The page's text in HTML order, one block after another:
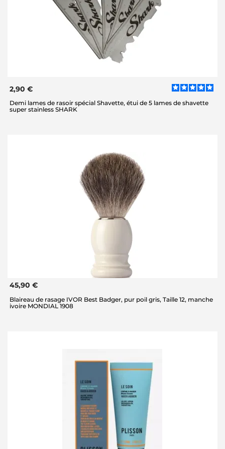
2,90 €
Demi lames de rasoir spécial Shavette, étui de 5 lames de shavette
super stainless SHARK
45,90 €
Blaireau de rasage IVOR Best Badger, pur poil gris, Taille 12, manche
ivoire MONDIAL 1908